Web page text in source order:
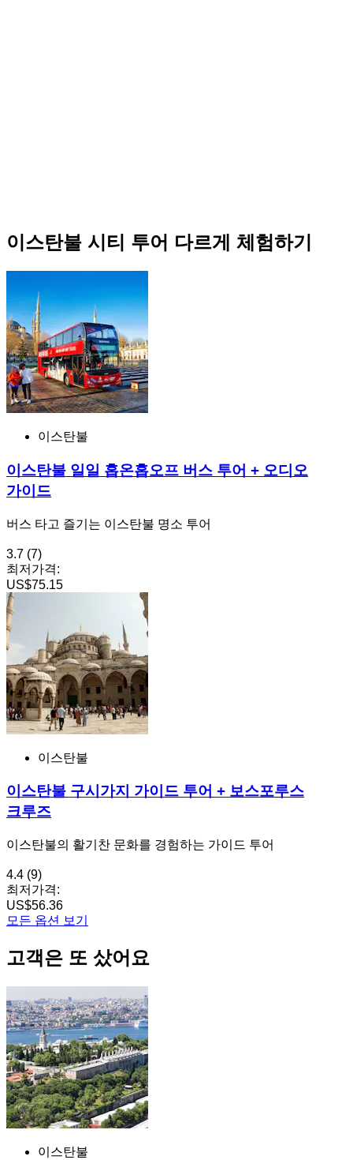
이스탄불 시티 투어 다르게 체험하기
이스탄불
이스탄불 일일 홉온홉오프 버스 투어 + 오디오
가이드
버스 타고 즐기는 이스탄불 명소 투어
3.7 (7)
최저가격:
US$75.15
이스탄불
이스탄불 구시가지 가이드 투어 + 보스포루스
크루즈
이스탄불의 활기찬 문화를 경험하는 가이드 투어
4.4 (9)
최저가격:
US$56.36
모든 옵션 보기
고객은 또 샀어요
이스탄불